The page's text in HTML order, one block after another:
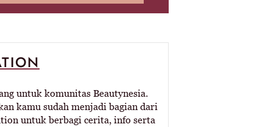
untuk komunitas Beautynesia.
kamu sudah menjadi bagian dari
untuk berbagi cerita, info serta